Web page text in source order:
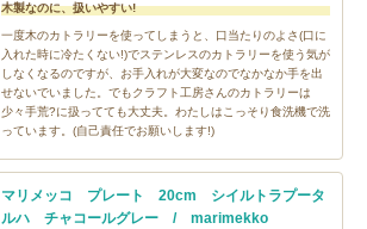
木製なのに、扱いやすい!
一度木のカトラリーを使ってしまうと、口当たりのよさ(口に
入れた時に冷たくない!)でステンレスのカトラリーを使う気が
しなくなるのですが、お手入れが大変なのでなかなか手を出
せないでいました。でもクラフト工房さんのカトラリーは
少々手荒?に扱ってても大丈夫。わたしはこっそり食洗機で洗
っています。(自己責任でお願いします!)
マリメッコ プレート 20cm シイルトラプータ
ルハ チャコールグレー / marimekko